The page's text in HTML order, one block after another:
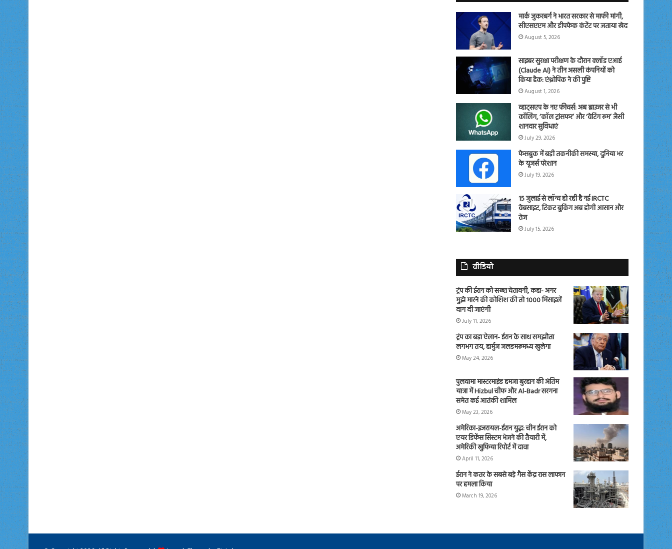
मार्क जुकरबर्ग ने भारत सरकार से माफी मांगी,
सीएसएएम और डीपफेक कंटेंट पर जताया खेद
August 5, 2026
साइबर सुरक्षा परीक्षण के दौरान क्लॉड एआई
(Claude AI) ने तीन असली कंपनियों को
किया हैक: एंथ्रोपिक ने की पुष्टि
August 1, 2026
व्हाट्सएप के नए फीचर्स: अब ब्राउजर से भी
कॉलिंग, ‘कॉल ट्रांसफर’ और ‘वेटिंग रूम’ जैसी
शानदार सुविधाएं
July 29, 2026
फेसबुक में बड़ी तकनीकी समस्या, दुनिया भर
के यूजर्स परेशान
July 19, 2026
15 जुलाई से लॉन्च हो रही है नई IRCTC
वेबसाइट, टिकट बुकिंग अब होगी आसान और
तेज
July 15, 2026
वीडियो
ट्रंप की ईरान को सख्त चेतावनी, कहा- अगर
मुझे मारने की कोशिश की तो 1000 मिसाइलें
दाग दी जाएंगी
July 11, 2026
ट्रंप का बड़ा ऐलान- ईरान के साथ समझौता
लगभग तय, हार्मुज जलडमरूमध्य खुलेगा
May 24, 2026
पुलवामा मास्टरमाइंड हमजा बुरहान की अंतिम
यात्रा में Hizbul चीफ और Al-Badr सरगना
समेत कई आतंकी शामिल
May 23, 2026
अमेरिका-इजरायल-ईरान युद्ध: चीन ईरान को
एयर डिफेंस सिस्टम भेजने की तैयारी में,
अमेरिकी खुफिया रिपोर्ट में दावा
April 11, 2026
ईरान ने कतर के सबसे बड़े गैस केंद्र रास लाफान
पर हमला किया
March 19, 2026